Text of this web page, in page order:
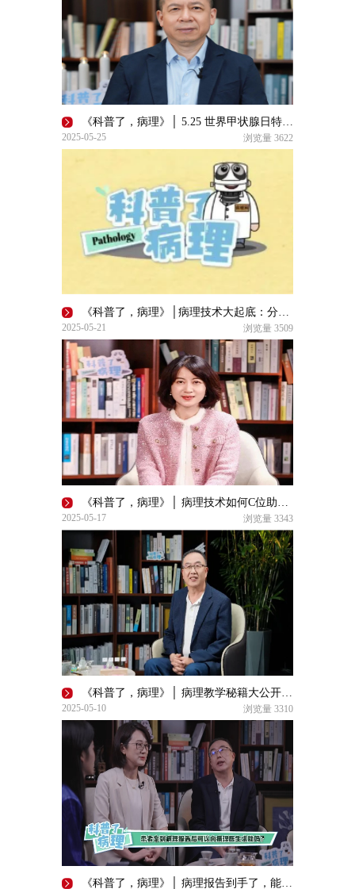
《科普了，病理》│ 5.25 世界甲状腺日特别关注——病理解码：甲状腺癌的“密钥”
2025-05-25 浏览量 3622
《科普了，病理》│病理技术大起底：分支探秘与流程 “狂飙”
2025-05-21 浏览量 3509
《科普了，病理》│ 病理技术如何C位助力精准诊断？
2025-05-17 浏览量 3343
《科普了，病理》│ 病理教学秘籍大公开，速来取经！
2025-05-10 浏览量 3310
《科普了，病理》│ 病理报告到手了，能求助病理医生吗？